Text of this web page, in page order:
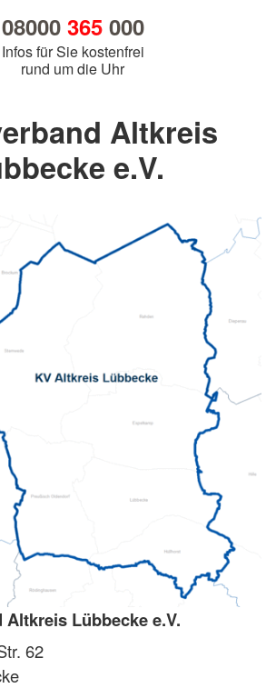
08000 365000
Infos für Sie kostenfrei
rund um die Uhr
Altkreis
e.V.
Lübbecke e.V.
62